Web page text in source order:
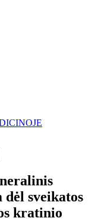
sveikatos
kratinio